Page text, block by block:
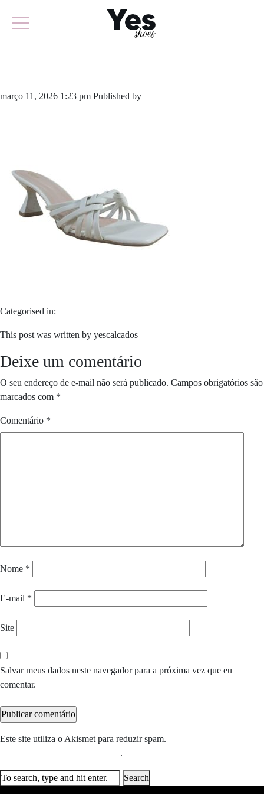
março 11, 2026 1:23 pm Published by
Categorised in:
This post was written by yescalcados
Deixe um comentário
O seu endereço de e-mail não será publicado. Campos obrigatórios são
marcados com *
Comentário *
Nome *
E-mail *
Site
Salvar meus dados neste navegador para a próxima vez que eu
comentar.
Este site utiliza o Akismet para reduzir spam.
.
Search